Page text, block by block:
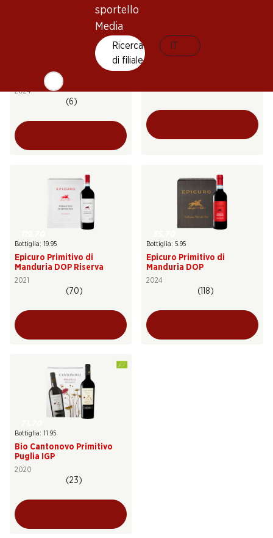
sportello
Media
Ricerca
di filiale
Uno Primitivo di Manduria
2024
(6)
23.40
Bottiglia: 1.95
Bottiglia: 19.95
Epicuro Primitivo di
Manduria DOP Riserva
2021
(70)
Bottiglia: 5.95
Epicuro Primitivo di
Manduria DOP
2024
(118)
Bottiglia: 11.95
Bio Cantonovo Primitivo
Puglia IGP
2020
(23)